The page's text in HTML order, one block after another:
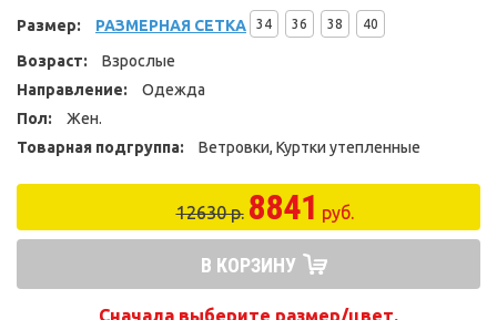
Размер:
РАЗМЕРНАЯ СЕТКА 34 36 38 40
Возраст:
Взрослые
Направление:
Одежда
Пол:
Жен.
Товарная подгруппа:
Ветровки, Куртки утепленные
12630 р. 8841 руб.
В КОРЗИНУ
Сначала выберите размер/цвет.